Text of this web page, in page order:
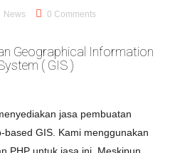
News 0 Comments
Geographical Information
( GIS )
jasa pembuatan
based GIS. Kami menggunakan